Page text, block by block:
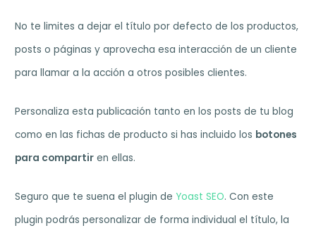
No te limites a dejar el título por defecto de los productos,
posts o páginas y aprovecha esa interacción de un cliente
para llamar a la acción a otros posibles clientes.
Personaliza esta publicación tanto en los posts de tu blog
como en las fichas de producto si has incluido los botones
para compartir en ellas.
Seguro que te suena el plugin de Yoast SEO. Con este
plugin podrás personalizar de forma individual el título, la